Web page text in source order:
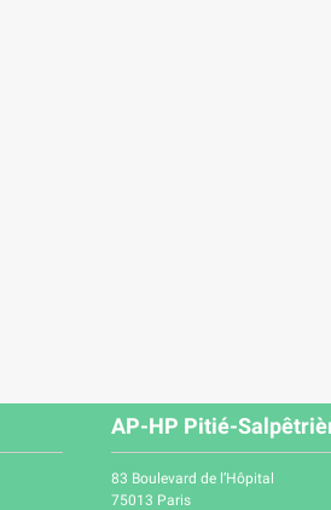
AP-HP Pitié-
83 Boulevard de l’Hôpital
75013 Paris